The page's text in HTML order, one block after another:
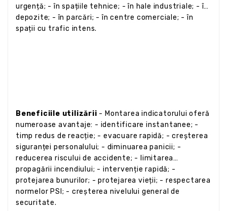
urgență; - în spațiile tehnice; - în hale industriale; - în
depozite; - în parcări; - în centre comerciale; - în
spații cu trafic intens.
Beneficiile utilizării - Montarea indicatorului oferă
numeroase avantaje: - identificare instantanee; -
timp redus de reacție; - evacuare rapidă; - creșterea
siguranței personalului; - diminuarea panicii; -
reducerea riscului de accidente; - limitarea
propagării incendiului; - intervenție rapidă; -
protejarea bunurilor; - protejarea vieții; - respectarea
normelor PSI; - creșterea nivelului general de
securitate.